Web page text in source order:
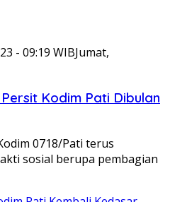
- 09:19 WIBJumat,
Kodim Pati Dibulan
0718/Pati terus
sosial berupa pembagian